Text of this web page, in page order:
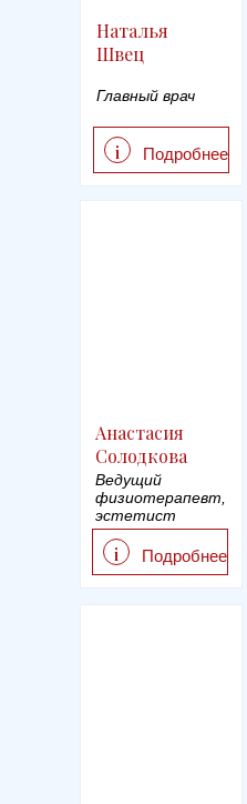
Подробнее
i
Наталья
Швец
Главный врач
Подробнее
i
Анастасия
Солодкова
Ведущий
физиотерапевт,
эстетист